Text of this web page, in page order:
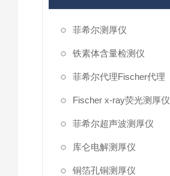
菲希尔测厚仪
铁素体含量检测仪
菲希尔代理Fischer代理
Fischer x-ray荧光测厚仪
菲希尔超声波测厚仪
库仑电解测厚仪
铜箔孔铜测厚仪